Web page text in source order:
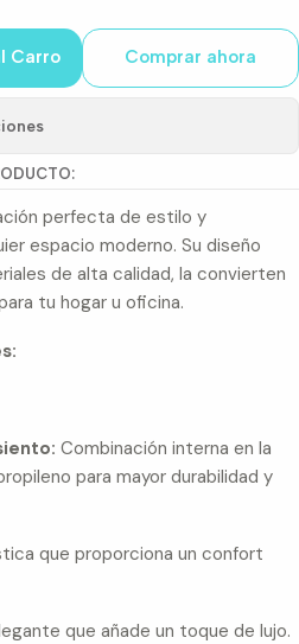
Carro Comprar ahora
perfecta de estilo y
espacio moderno. Su diseño
de alta calidad, la convierten
tu hogar u oficina.
Combinación interna en la
para mayor durabilidad y
que proporciona un confort
que añade un toque de lujo.